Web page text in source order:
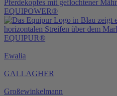
EQUIPOWER®
EQUIPUR®
Ewalia
GALLAGHER
Großewinkelmann